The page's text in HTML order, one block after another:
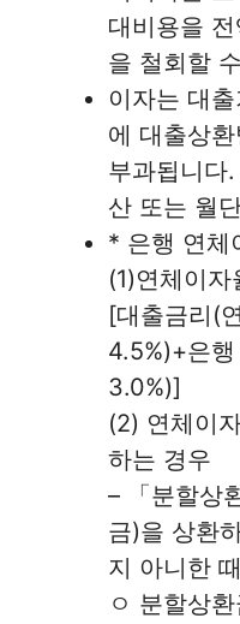
대비용을
을 철회할
이자는 대
에 대출상
부과됩니다
산 또는 월
* 은행 연체
(1)연체이
[대출금리(
4.5%)+은
3.0%)]
(2) 연체이
하는 경우
– 「분할상
금)을 상환
지 아니한 때
ㅇ 분할상